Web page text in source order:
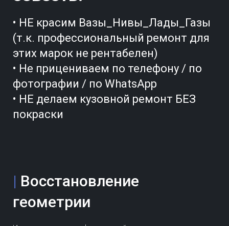
• НЕ красим Вазы_Нивы_Лады_Газы
(т.к. профессиональный ремонт для
этих марок не рентабелен)
• Не прицениваем по телефону / по
фотографии / по WhatsApp
• НЕ делаем кузовной ремонт БЕЗ
покраски
| Восстановление
геометрии